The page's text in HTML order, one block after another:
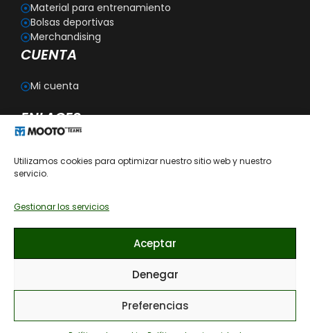
Utilizamos cookies para optimizar nuestro sitio web y nuestro
servicio.
Gestionar los servicios
Aceptar
Denegar
Preferencias
Material para entrenamiento
Bolsas deportivas
Merchandising
CUENTA
Mi cuenta
ENLACES
Personalización
Aviso legal
Política de cookies
Condiciones generales de contratación
Recomendaciones de cómo lavar las prendas
© 2026 MOOTO ESPAÑA, todos los derechos reservados. · Diseño
113,00€